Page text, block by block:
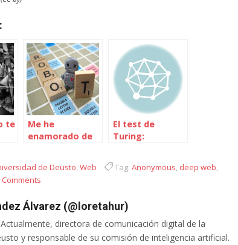
te
Me he
enamorado de
El test de
Turing:
de Deusto,Web Tag: Anonymous, deep web,
Comments
Álvarez (@loretahur)
directora de comunicación digital de la
y responsable de su comisión de inteligencia artificial.